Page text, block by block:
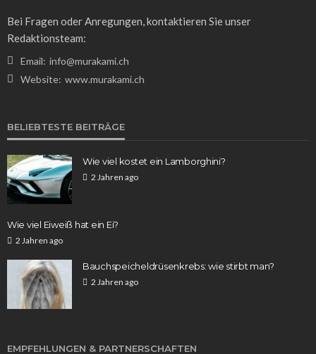
Aufstellungen: Teilnehmer des Spiels KSC gegen
Franz Rosner 7 Tagen ago
Ich habe noch nie Fragen ü18: Die besten Ideen für
Bei Fragen oder Anregungen, kontaktieren Sie unser
Redaktionsteam:
Email: info@murakami.ch
Website: www.murakami.ch
BELIEBTESTE BEITRÄGE
Wie viel kostet ein Lamborghini?
2 Jahren ago
Wie viel Eiweiß hat ein Ei?
2 Jahren ago
Bauchspeicheldrüsenkrebs: wie stirbt man?
2 Jahren ago
EMPFEHLUNGEN & PARTNERSCHAFTEN